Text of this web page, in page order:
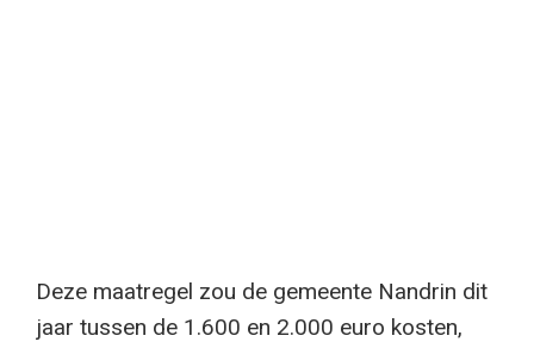
Deze maatregel zou de gemeente Nandrin dit
jaar tussen de 1.600 en 2.000 euro kosten,